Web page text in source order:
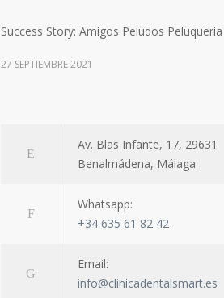
Success Story: Amigos Peludos
27 SEPTIEMBRE 2021
9 AGOSTO 2022
Av. Blas Infante, 17, 29631
Benalmádena, Málaga
Whatsapp:
+34 635 61 82 42
Email:
info@clinicadentalsmart.es